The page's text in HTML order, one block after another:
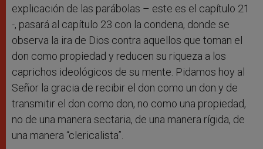
explicación de las parábolas – este es el capítulo 21
-, pasará al capítulo 23 con la condena, donde se
observa la ira de Dios contra aquellos que toman el
don como propiedad y reducen su riqueza a los
caprichos ideológicos de su mente. Pidamos hoy al
Señor la gracia de recibir el don como un don y de
transmitir el don como don, no como una propiedad,
no de una manera sectaria, de una manera rígida, de
una manera “clericalista”.